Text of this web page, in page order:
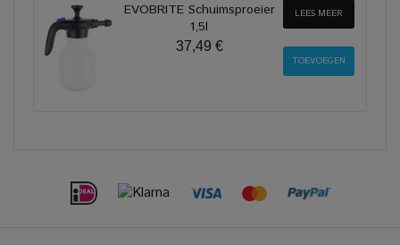
EVOBRITE Schuimsproeier
1,5l
37,49 €
LEES MEER